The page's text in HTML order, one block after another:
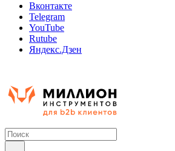
Вконтакте
Telegram
YouTube
Rutube
Яндекс.Дзен